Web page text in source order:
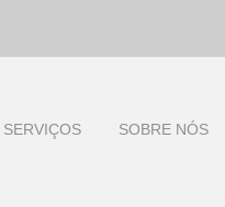
SERVIÇOS SOBRE NÓS